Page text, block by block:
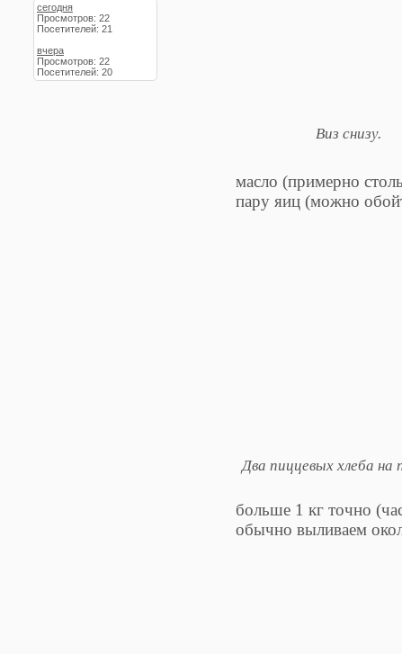
сегодня
Просмотров: 22
Посетителей: 21
вчера
Просмотров: 22
Посетителей: 20
Виз снизу.
масло (примерно
пару яиц (можно
Два пиццевых хлеба на
больше 1 кг точно
обычно выливаем